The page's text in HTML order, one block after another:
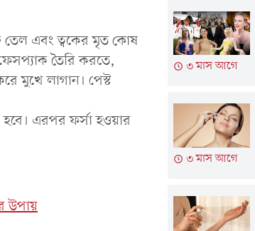
তেল এবং ত্বকের মৃত কোষ
তৈরি করতে,
মুখে লাগান। পেস্ট
এরপর ফর্সা হওয়ার
উপায়
৩ মাস আগে
৩ মাস আগে